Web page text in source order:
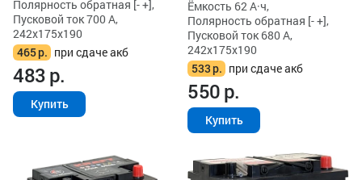
Полярность обратная [- +],
Пусковой ток 700 А,
242x175x190
465р. при сдаче акб
483р.
Купить
Ёмкость 62 А·ч,
Полярность обратная [- +],
Пусковой ток 680 А,
242x175x190
533р. при сдаче акб
550р.
Купить